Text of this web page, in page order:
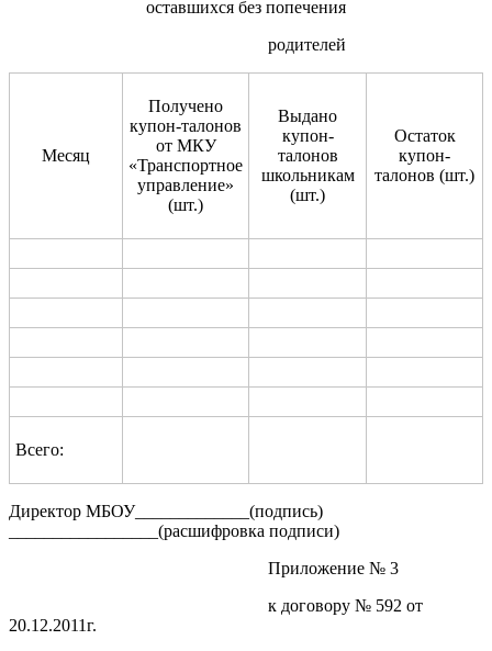
оставшихся без попечения
родителей
Месяц
Получено
купон-талонов
от МКУ
«Транспортное
управление»
(шт.)
Выдано
купон-
талонов
школьникам
(шт.)
Остаток
купон-
талонов (шт.)
Всего:
Директор МБОУ_____________(подпись)
_________________(расшифровка подписи)
Приложение № 3
к договору № 592 от
20.12.2011г.